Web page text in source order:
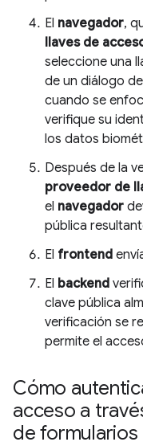
El navegador,
llaves de
seleccione una
de un diálogo
cuando se
verifique su
los datos
Después de la
proveedor de
el navegador
pública
El frontend
El backend
clave pública
verificación se
permite el
Cómo
acceso a
de formularios